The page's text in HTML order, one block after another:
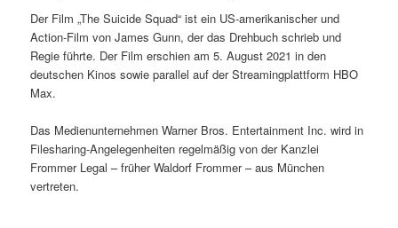
Der Film „The Suicide Squad“ ist ein US-amerikanischer und
Action-Film von James Gunn, der das Drehbuch schrieb und
Regie führte. Der Film erschien am 5. August 2021 in den
deutschen Kinos sowie parallel auf der Streamingplattform HBO
Max.
Das Medienunternehmen Warner Bros. Entertainment Inc. wird in
Filesharing-Angelegenheiten regelmäßig von der Kanzlei
Frommer Legal – früher Waldorf Frommer – aus München
vertreten.